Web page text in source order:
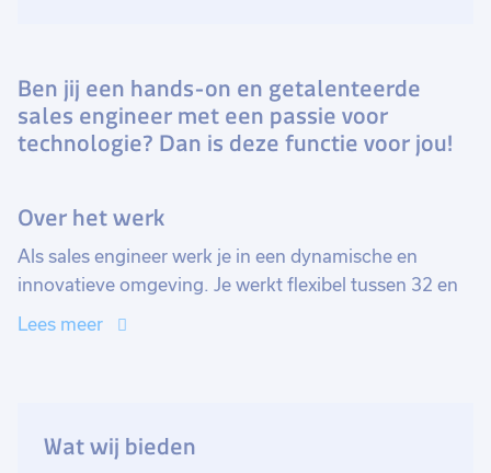
Ben jij een hands-on en getalenteerde
sales engineer met een passie voor
technologie? Dan is deze functie voor jou!
Over het werk
Als sales engineer werk je in een dynamische en
innovatieve omgeving. Je werkt flexibel tussen 32 en
40 uur per week, afhankelijk van jouw voorkeur. Deze
vooroploopt in de technologische vooruitgang.
Lees meer
Wat wij bieden